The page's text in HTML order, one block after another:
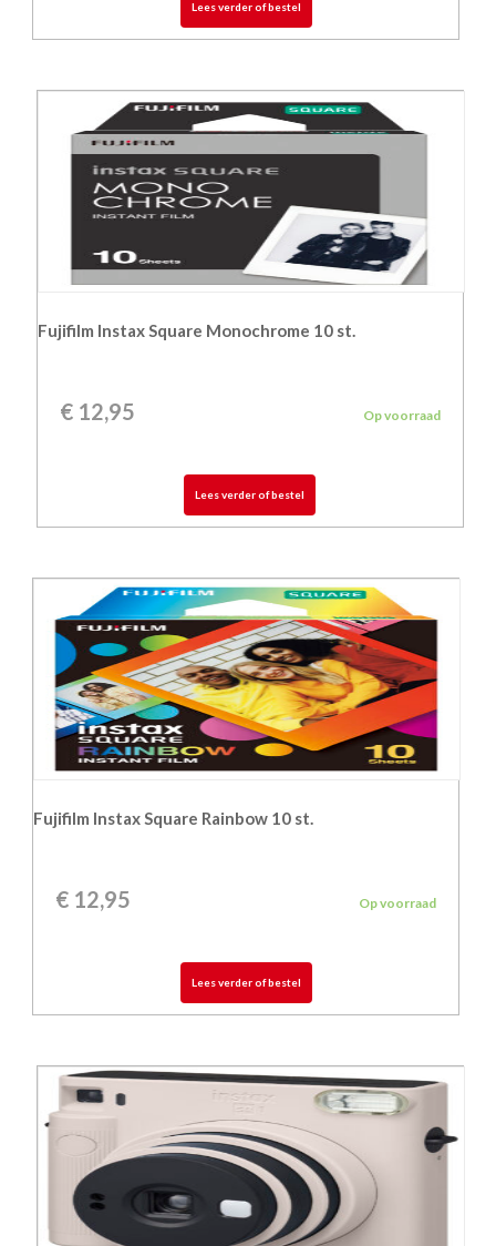
Lees verder of bestel
Fujifilm Instax Square Monochrome 10 st.
€12,95 Op voorraad
Lees verder of bestel
Fujifilm Instax Square Rainbow 10 st.
€ 12,95 Op voorraad
Lees verder of bestel